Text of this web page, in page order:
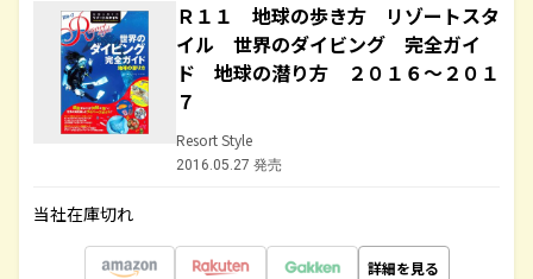
Ｒ１１ 地球の歩き方 リゾートスタ
イル 世界のダイビング 完全ガイ
ド 地球の潜り方 ２０１６～２０１
７
Resort Style
2016.05.27 発売
当社在庫切れ
詳細を見る